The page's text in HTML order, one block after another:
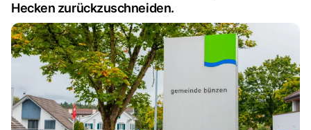
Hecken zurückzuschneiden.